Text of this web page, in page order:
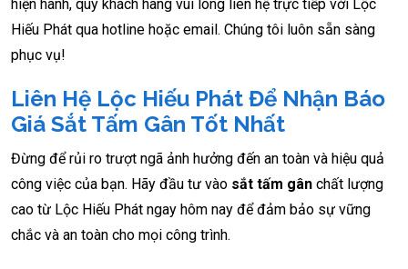
hiện hành, quý khách hàng vui lòng liên hệ trực tiếp với Lộc
Hiếu Phát qua hotline hoặc email. Chúng tôi luôn sẵn sàng
phục vụ!
Liên Hệ Lộc Hiếu Phát Để Nhận Báo
Giá Sắt Tấm Gân Tốt Nhất
Đừng để rủi ro trượt ngã ảnh hưởng đến an toàn và hiệu quả
công việc của bạn. Hãy đầu tư vào sắt tấm gân chất lượng
cao từ Lộc Hiếu Phát ngay hôm nay để đảm bảo sự vững
chắc và an toàn cho mọi công trình.